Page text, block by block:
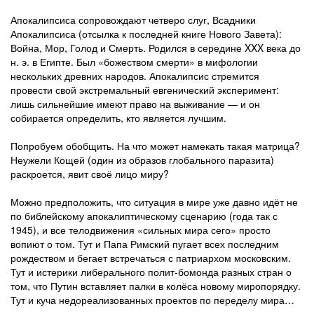
Апокалипсиса сопровождают четверо слуг, Всадники
Апокалипсиса (отсылка к последней книге Нового Завета):
Война, Мор, Голод и Смерть. Родился в середине XXX века до
н. э. в Египте. Был «божеством смерти» в мифологии
нескольких древних народов. Апокалипсис стремится
провести свой экстремальный евгенический эксперимент:
лишь сильнейшие имеют право на выживание — и он
собирается определить, кто является лучшим.
Попробуем обобщить. На что может намекать такая матрица?
Неужели Кощей (один из образов глобального паразита)
раскроется, явит своё лицо миру?
Можно предположить, что ситуация в мире уже давно идёт не
по библейскому апокалиптическому сценарию (года так с
1945), и все телодвижения «сильных мира сего» просто
вопиют о том. Тут и Папа Римский пугает всех последним
рождеством и бегает встречаться с патриархом московским.
Тут и истерики либерального полит-бомонда разных стран о
том, что Путин вставляет палки в колёса новому миропорядку.
Тут и куча недореализованных проектов по переделу мира…